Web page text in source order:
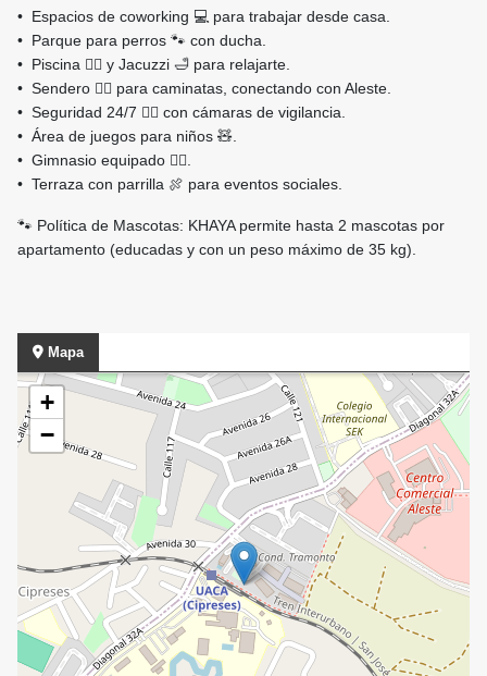
•⁠ ⁠Espacios de coworking 💻 para trabajar desde casa.
•⁠ ⁠Parque para perros 🐾 con ducha.
•⁠ ⁠Piscina 🏊‍♀️ y Jacuzzi 🛁 para relajarte.
•⁠ ⁠Sendero 🚶‍♂️ para caminatas, conectando con Aleste.
•⁠ ⁠Seguridad 24/7 👮‍♂️ con cámaras de vigilancia.
•⁠ ⁠Área de juegos para niños 🧸.
•⁠ ⁠Gimnasio equipado 🏋️‍♀️.
•⁠ ⁠Terraza con parrilla 🍖 para eventos sociales.
🐾 Política de Mascotas: KHAYA permite hasta 2 mascotas por
apartamento (educadas y con un peso máximo de 35 kg).
Mapa
+
−